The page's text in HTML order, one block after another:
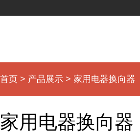
首页 > 产品展示 > 家用电器换向器
家用电器换向器